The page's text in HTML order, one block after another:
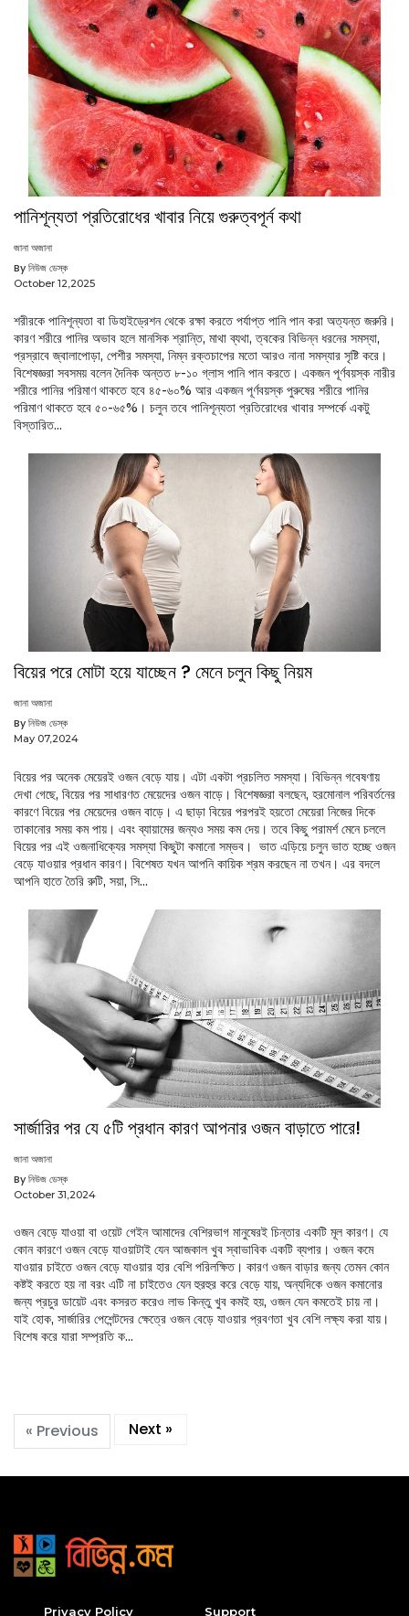
পানিশূন্যতা প্রতিরোধের খাবার নিয়ে গুরুত্বপূর্ন কথা
জানা অজানা
By নিউজ ডেস্ক
October 12,2025
শরীরকে পানিশূন্যতা বা ডিহাইড্রেশন থেকে রক্ষা করতে পর্যাপ্ত পানি পান করা অত্যন্ত জরুরি।
কারণ শরীরে পানির অভাব হলে মানসিক শ্রান্তি, মাথা ব্যথা, ত্বকের বিভিন্ন ধরনের সমস্যা,
প্রস্রাবে জ্বালাপোড়া, পেশীর সমস্যা, নিম্ন রক্তচাপের মতো আরও নানা সমস্যার সৃষ্টি করে।
বিশেষজ্ঞরা সবসময় বলেন দৈনিক অন্তত ৮-১০ গ্লাস পানি পান করতে। একজন পূর্ণবয়স্ক নারীর
শরীরে পানির পরিমাণ থাকতে হবে ৪৫-৬০% আর একজন পূর্ণবয়স্ক পুরুষের শরীরে পানির
পরিমাণ থাকতে হবে ৫০-৬৫%। চলুন তবে পানিশূন্যতা প্রতিরোধের খাবার সম্পর্কে একটু
বিস্তারিত...
বিয়ের পরে মোটা হয়ে যাচ্ছেন ? মেনে চলুন কিছু নিয়ম
জানা অজানা
By নিউজ ডেস্ক
May 07,2024
বিয়ের পর অনেক মেয়েরই ওজন বেড়ে যায়। এটা একটা প্রচলিত সমস্যা। বিভিন্ন গবেষণায়
দেখা গেছে, বিয়ের পর সাধারণত মেয়েদের ওজন বাড়ে। বিশেষজ্ঞরা বলছেন, হরমোনাল পরিবর্তনের
কারণে বিয়ের পর মেয়েদের ওজন বাড়ে। এ ছাড়া বিয়ের পরপরই হয়তো মেয়েরা নিজের দিকে
তাকানোর সময় কম পায়। এবং ব্যায়ামের জন্যও সময় কম দেয়। তবে কিছু পরামর্শ মেনে চললে
বিয়ের পর এই ওজনাধিক্যের সমস্যা কিছুটা কমানো সম্ভব। ভাত এড়িয়ে চলুন ভাত হচ্ছে ওজন
বেড়ে যাওয়ার প্রধান কারণ। বিশেষত যখন আপনি কায়িক শ্রম করছেন না তখন। এর বদলে
আপনি হাতে তৈরি রুটি, সয়া, সি...
সার্জারির পর যে ৫টি প্রধান কারণ আপনার ওজন বাড়াতে পারে!
জানা অজানা
By নিউজ ডেস্ক
October 31,2024
ওজন বেড়ে যাওয়া বা ওয়েট গেইন আমাদের বেশিরভাগ মানুষেরই চিন্তার একটি মূল কারণ। যে
কোন কারণে ওজন বেড়ে যাওয়াটাই যেন আজকাল খুব স্বাভাবিক একটি ব্যপার। ওজন কমে
যাওয়ার চাইতে ওজন বেড়ে যাওয়ার হার বেশি পরিলক্ষিত। কারণ ওজন বাড়ার জন্য তেমন কোন
কষ্টই করতে হয় না বরং এটি না চাইতেও যেন হুরহুর করে বেড়ে যায়, অন্যদিকে ওজন কমানোর
জন্য প্রচুর ডায়েট এবং কসরত করেও লাভ কিন্তু খুব কমই হয়, ওজন যেন কমতেই চায় না।
যাই হোক, সার্জারির পেশেন্টদের ক্ষেত্রে ওজন বেড়ে যাওয়ার প্রবণতা খুব বেশি লক্ষ্য করা যায়।
বিশেষ করে যারা সম্প্রতি ক...
« Previous Next »
Privacy Policy Support